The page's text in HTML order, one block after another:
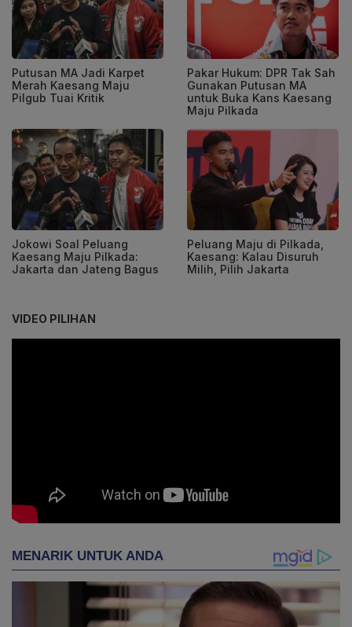
Putusan MA Jadi Karpet
Merah Kaesang Maju
Pilgub Tuai Kritik
Pakar Hukum: DPR Tak Sah
Gunakan Putusan MA
untuk Buka Kans Kaesang
Maju Pilkada
Jokowi Soal Peluang
Kaesang Maju Pilkada:
Jakarta dan Jateng Bagus
Peluang Maju di Pilkada,
Kaesang: Kalau Disuruh
Milih, Pilih Jakarta
VIDEO PILIHAN